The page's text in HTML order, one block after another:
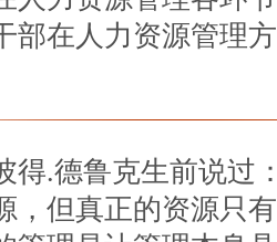
部在人力资源管理
得.德鲁克生前说过
，但真正的资源只